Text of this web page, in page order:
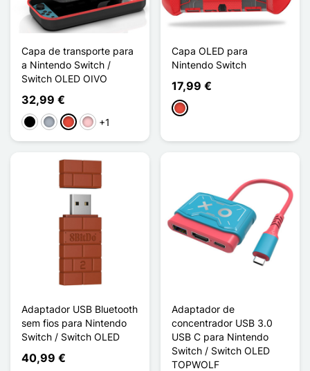
Capa de transporte para
a Nintendo Switch /
Switch OLED OIVO
32,99 €
PretoCinzentoVermelho
Rosa+1
Capa OLED para
Nintendo Switch
17,99 €
Vermelho
Adaptador USB Bluetooth
sem fios para Nintendo
Switch / Switch OLED
40,99 €
Adaptador de
concentrador USB 3.0
USB C para Nintendo
Switch / Switch OLED
TOPWOLF